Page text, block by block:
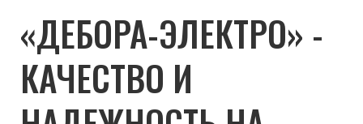
«ДЕБОРА-ЭЛЕКТРО» -
КАЧЕСТВО И